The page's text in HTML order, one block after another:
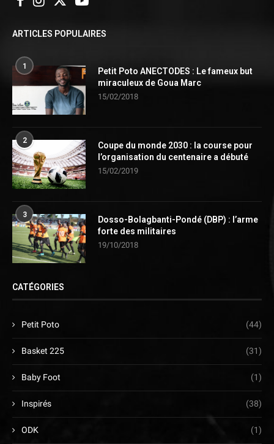
ARTICLES POPULAIRES
1
Petit Poto ANECTODES : Le fameux but
miraculeux de Goua Marc
15/02/2018
2
Coupe du monde 2030 : la course pour
l’organisation du centenaire a débuté
15/02/2019
3
Dosso-Bolagbanti-Pondé (DBP) : l’arme
forte des militaires
19/10/2018
CATÉGORIES
Petit Poto (44)
Basket 225 (31)
Baby Foot (1)
Inspirés (38)
ODK (1)